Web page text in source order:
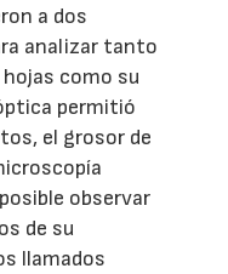
a dos
analizar tanto
como su
permitió
el grosor de
observar
de su
llamados